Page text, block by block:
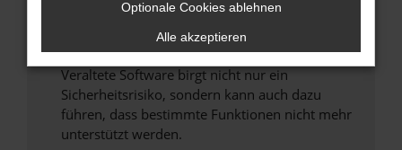
Stelle sicher, dass dein Browser und dein
Betriebssystem auf dem neuesten Stand
sind.
Veraltete Software birgt nicht nur ein
Sicherheitsrisiko, sondern kann auch dazu
führen, dass bestimmte Funktionen nicht mehr
unterstützt werden.
Optionale Cookies ablehnen
Alle akzeptieren